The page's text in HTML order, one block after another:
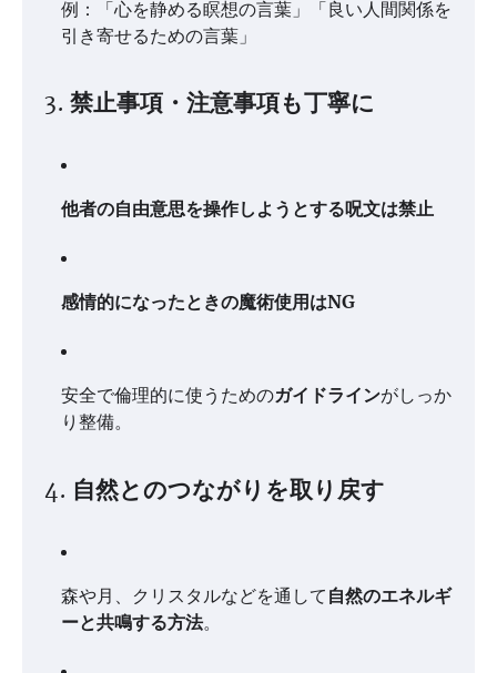
例：「心を静める瞑想の言葉」「良い人間関係を
引き寄せるための言葉」
3. 禁止事項・注意事項も丁寧に
他者の自由意思を操作しようとする呪文は禁止
感情的になったときの魔術使用はNG
安全で倫理的に使うためのガイドラインがしっか
り整備。
4. 自然とのつながりを取り戻す
森や月、クリスタルなどを通して 自然のエネルギ
ーと共鳴する方法。